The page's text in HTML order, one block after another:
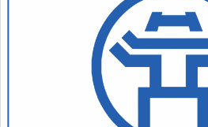
Thời gian đăng: 14/05/2026
lượt xem: 1235 | lượt tải:806
4386/QĐ-UBND
Quyết định số 4386/QĐ-UBND v/v
tin, tuyên truyền về cải cách hành
Hà Nội năm 2025